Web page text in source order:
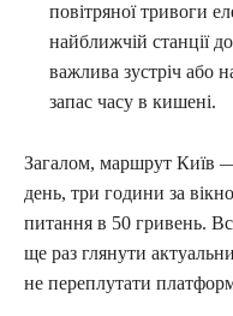
повітряної тривоги
найближчій станції
важлива зустріч або
запас часу в кишені.
Загалом, маршрут Київ
день, три години за
питання в 50 гривень.
ще раз глянути
не переплутати